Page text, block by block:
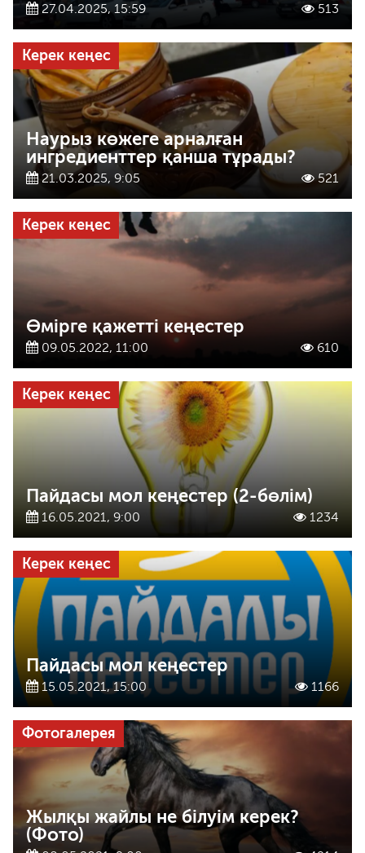
27.04.2025, 15:59 513
Керек кеңес
Наурыз көжеге арналған
ингредиенттер қанша тұрады?
21.03.2025, 9:05 521
Керек кеңес
Өмірге қажетті кеңестер
09.05.2022, 11:00 610
Керек кеңес
Пайдасы мол кеңестер (2-бөлім)
16.05.2021, 9:00 1234
Керек кеңес
Пайдасы мол кеңестер
15.05.2021, 15:00 1166
Фотогалерея
Жылқы жайлы не білуім керек?
(Фото)